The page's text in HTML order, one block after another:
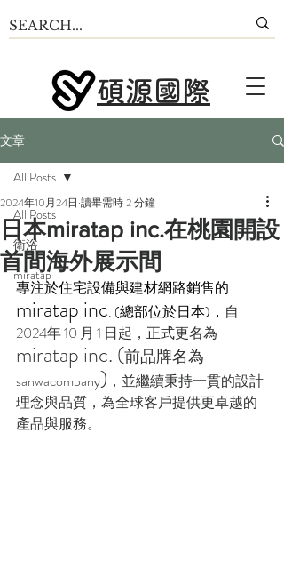
碩源國際
文章
All Posts
衛浴
miratap
All Posts
日本miratap inc.在桃園開設
首間海外展示間
2024年10月24日 讀畢需時 2 分鐘
專注於住宅設備與建材網路銷售的
miratap inc. (總部位於日本)， 自
2024年 10 月 1 日起，正式更名為
miratap inc. (前品牌名為
sanwacompany) ，並繼續秉持一貫的設計
理念與品質，為全球客戶提供更卓越的
產品與服務。